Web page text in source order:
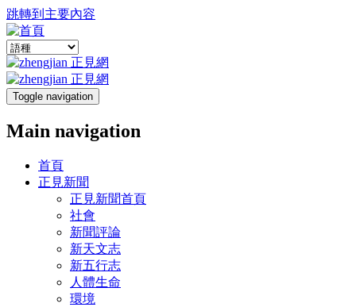
跳轉到主要內容
Toggle navigation
Main navigation
首頁
正見新聞
正見新聞首頁
社會
新聞評論
新天文志
新五行志
人體生命
環境